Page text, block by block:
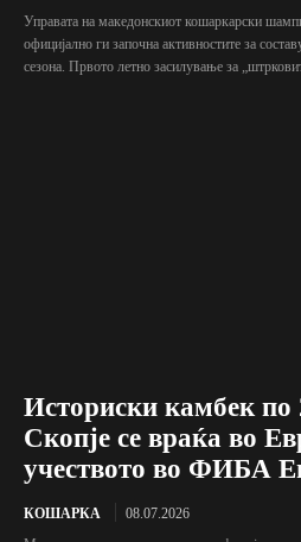
Управата на македонскиот кошаркарски
официјално ги започна активностите за
сезона. Првото летно засилување за
Историски камбек
Скопје се враќа во
учеството во ФИБА
КОШАРКА
08.07.2026